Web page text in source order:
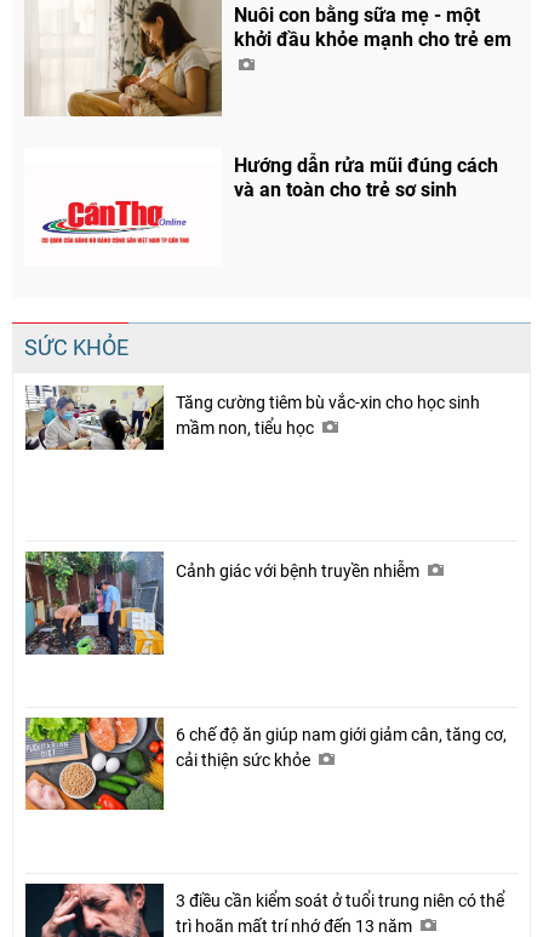
Chia sẻ
Facebook
Nuôi con bằng sữa mẹ - một
khởi đầu khỏe mạnh cho trẻ em
Hướng dẫn rửa mũi đúng cách
và an toàn cho trẻ sơ sinh
SỨC KHỎE
Tăng cường tiêm bù vắc-xin cho học sinh
mầm non, tiểu học
Cảnh giác với bệnh truyền nhiễm
6 chế độ ăn giúp nam giới giảm cân, tăng cơ,
cải thiện sức khỏe
3 điều cần kiểm soát ở tuổi trung niên có thể
trì hoãn mất trí nhớ đến 13 năm